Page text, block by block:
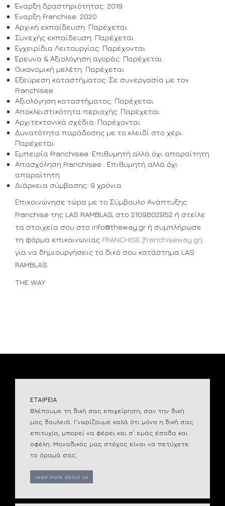
Έναρξη δραστηριότητας: 2019
Έναρξη Franchise: 2020
Αρχική εκπαίδευση: Παρέχεται
Συνεχής εκπαίδευση: Παρέχεται
Εγχειρίδια Λειτουργίας: Παρέχονται
Έρευνα & Αξιολόγηση αγοράς: Παρέχεται
Οικονομική μελέτη: Παρέχεται
Εξεύρεση καταστήματος: Σε συνεργασία με τον
Franchisee
Αξιολόγηση καταστήματος: Παρέχεται
Αποκλειστικότητα περιοχής: Παρέχεται
Αρχιτεκτονικά σχέδια: Παρέχονται
Δυνατότητα παράδοσης με το κλειδί στο χέρι:
Παρέχεται
Εμπειρία Franchisee: Επιθυμητή αλλά όχι απαραίτητη
Απασχόληση Franchisee : Επιθυμητή αλλά όχι
απαραίτητη
Διάρκεια σύμβασης: 9 χρόνια
Επικοινώνησε τώρα με το Σύμβουλο Ανάπτυξης
Franchise της LAS RAMBLAS, στο 2109602952 ή στείλε
τα στοιχεία σου στο info@theway.gr ή συμπλήρωσε
τη φόρμα επικοινωνίας FRANCHISE (franchiseway.gr)
για να δημιουργήσεις το δικό σου κατάστημα LAS
RAMBLAS.
THE WAY
ΕΤΑΙΡΕΙΑ
Βλέπουμε τη δική σας επιχείρηση, σαν την δική
μας δουλειά. Γνωρίζουμε καλά ότι μόνο η δική σας
επιτυχία, μπορεί να φέρει και σ’ εμάς έσοδα και
οφέλη. Μοναδικός μας στόχος είναι να πετύχετε
το όραμά σας.
read more about us